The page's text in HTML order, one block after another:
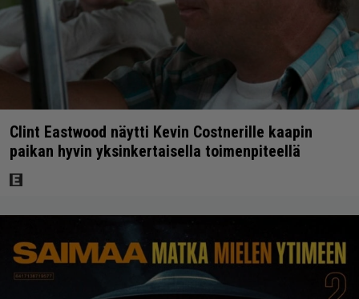
Clint Eastwood näytti Kevin Costnerille kaapin
paikan hyvin yksinkertaisella toimenpiteellä